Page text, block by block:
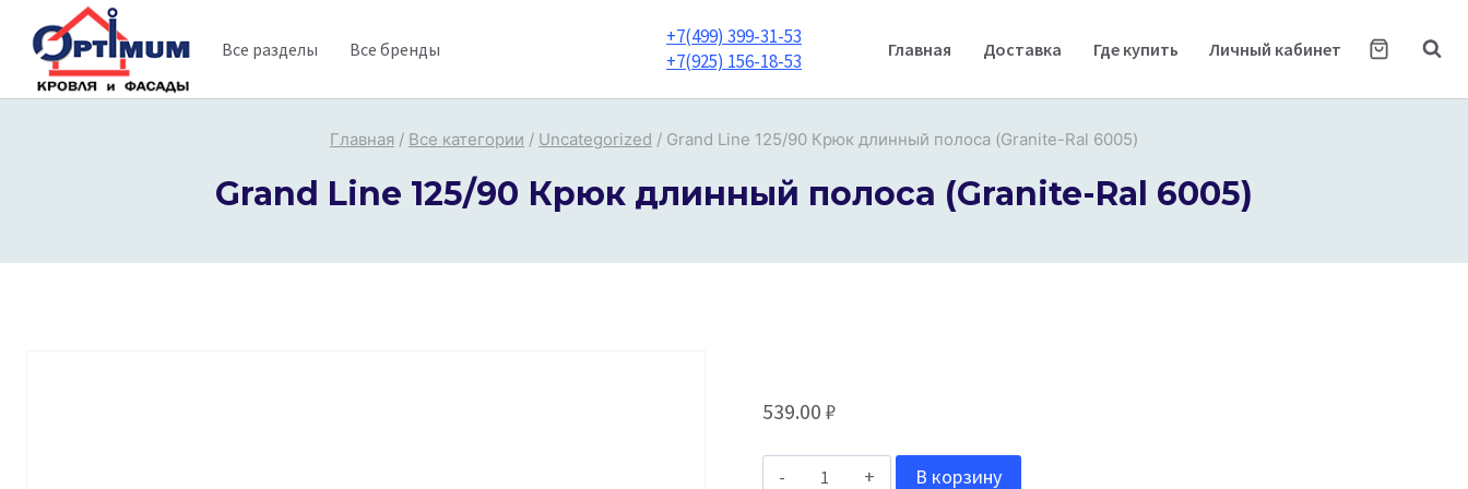
содержимому
Все разделы Все бренды
+7(499) 399-31-53
+7(925) 156-18-53
Главная Доставка Где купить Личный кабинет
Главная / Все категории / Uncategorized / Grand Line 125/90 Крюк длинный полоса (Granite-Ral 6005)
Grand Line 125/90 Крюк длинный полоса (Granite-Ral 6005)
539.00 ₽
Количество
В корзину